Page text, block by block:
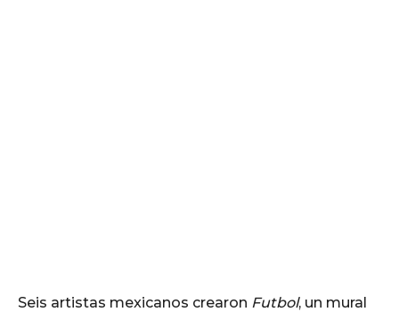
Seis artistas mexicanos crearon Futbol, un mural